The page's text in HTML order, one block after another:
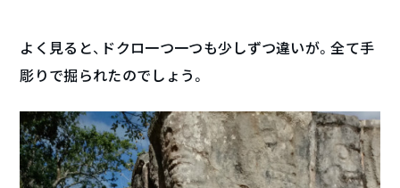
よく見ると、ドクロ一つ一つも少しずつ違いが。全て手
彫りで掘られたのでしょう。